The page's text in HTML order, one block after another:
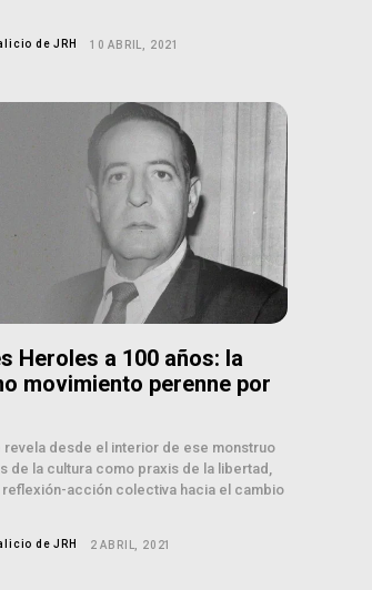
de JRH 10 ABRIL, 2021
Heroles a 100 años: la
movimiento perenne por
revela desde el interior de ese monstruo
de la cultura como praxis de la libertad,
reflexión-acción colectiva hacia el cambio
de JRH 2 ABRIL, 2021